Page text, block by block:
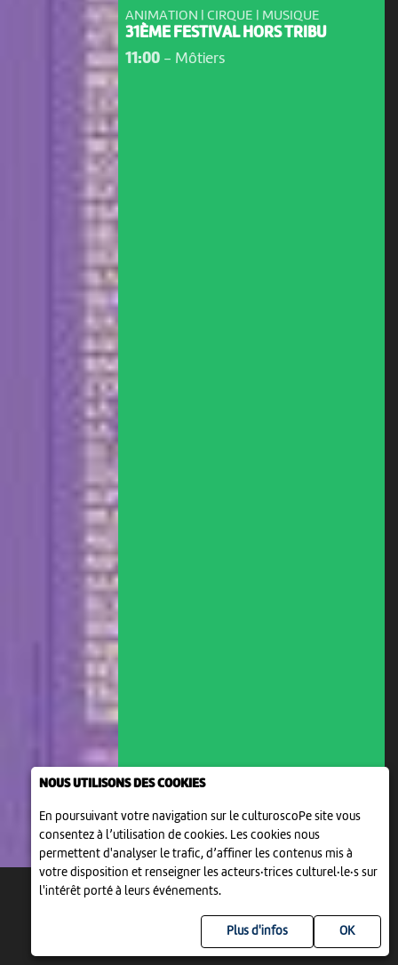
NOUS UTILISONS DES COOKIES
En poursuivant votre navigation sur le culturoscoPe site vous
consentez à l’utilisation de cookies. Les cookies nous
permettent d'analyser le trafic, d’affiner les contenus mis à
votre disposition et renseigner les acteurs·trices culturel·le·s sur
l'intérêt porté à leurs événements.
Plus d'infos
ANIMATION | CIRQUE | MUSIQUE
31ÈME FESTIVAL HORS TRIBU
11:00- Môtiers